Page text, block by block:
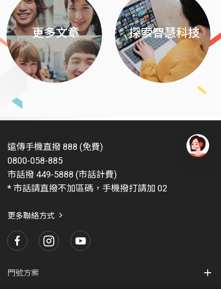
更多文章 探索智慧科技
遠傳手機直撥 888 (免費)
0800-058-885
市話撥 449-5888 (市話計費)
* 市話請直撥不加區碼，手機撥打請加 02
更多聯絡方式
門號方案